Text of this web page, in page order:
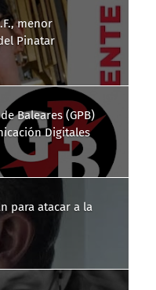
menor
Pinatar
Baleares (GPB)
Digitales
para atacar a la